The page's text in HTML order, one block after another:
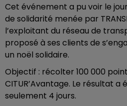
Cet événement a pu voir le
de solidarité menée par
l’exploitant du réseau de
proposé à ses clients de
un noël solidaire.
Objectif : récolter 100 000
CITUR’Avantage. Le résultat
seulement 4 jours.